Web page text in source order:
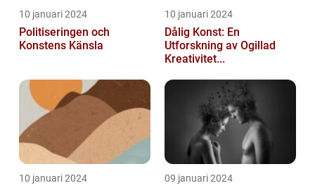
10 januari 2024
Politiseringen och
Konstens Känsla
10 januari 2024
Dålig Konst: En
Utforskning av Ogillad
Kreativitet...
10 januari 2024 09 januari 2024